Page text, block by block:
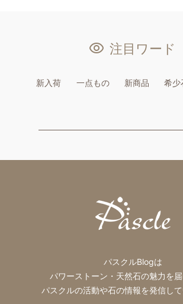
注目ワード
新入荷 一点もの 新商品 希少
パスクルBlogは
パワーストーン・天然石の魅力を
パスクルの活動や石の情報を発信して